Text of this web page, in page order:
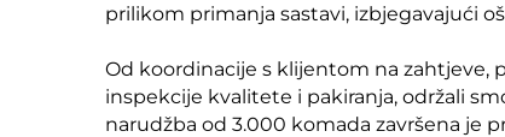
prilikom primanja sastavi, izbjegavajući
Od koordinacije s klijentom na zahtjeve,
inspekcije kvalitete i pakiranja, održali
narudžba od 3.000 komada završena je